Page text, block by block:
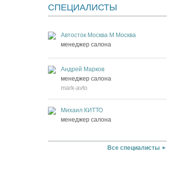
СПЕЦИАЛИСТЫ
Автосток Москва М Москва
менеджер салона
Андрей Марков
менеджер салона
mark-avto
Михаил КИТТО
менеджер салона
Все специалисты